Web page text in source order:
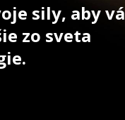
PRODUKTsily, aby
zo sveta